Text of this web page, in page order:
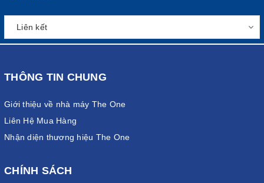
THÔNG TIN CHUNG
Giới thiệu về nhà máy The One
Liên Hệ Mua Hàng
Nhận diện thương hiệu The One
CHÍNH SÁCH